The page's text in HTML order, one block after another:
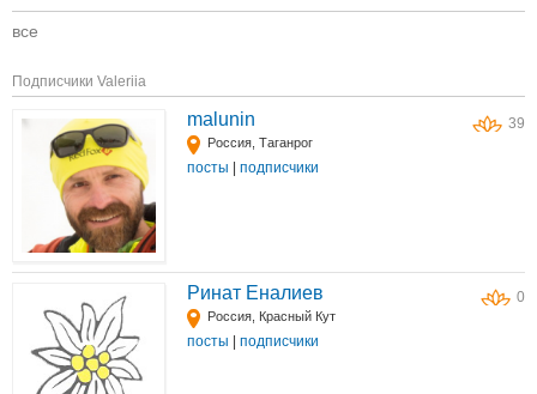
все
Подписчики Valeriia
39
malunin
Россия, Таганрог
посты подписчики
0
Ринат Еналиев
Россия, Красный Кут
посты подписчики